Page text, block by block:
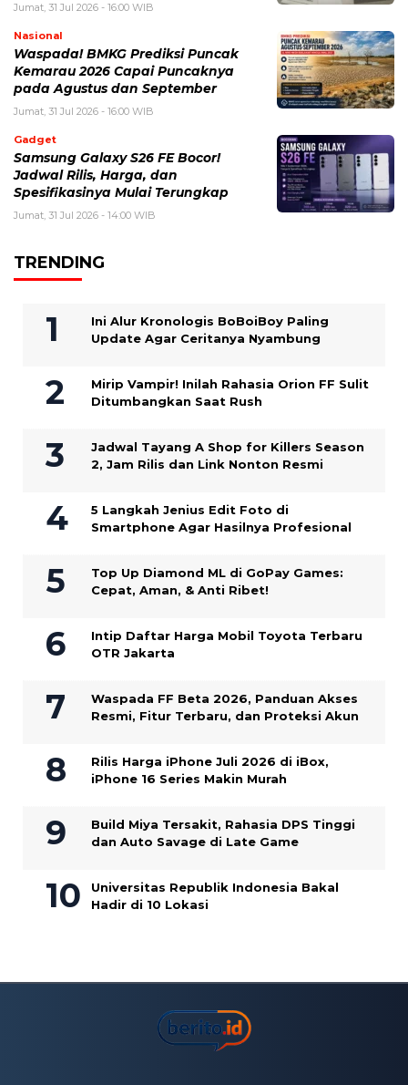
Jumat, 31 Jul 2026 - 16:00 WIB
Nasional
Waspada! BMKG Prediksi Puncak
Kemarau 2026 Capai Puncaknya
pada Agustus dan September
Jumat, 31 Jul 2026 - 16:00 WIB
Gadget
Samsung Galaxy S26 FE Bocor!
Jadwal Rilis, Harga, dan
Spesifikasinya Mulai Terungkap
Jumat, 31 Jul 2026 - 14:00 WIB
TRENDING
Ini Alur Kronologis BoBoiBoy Paling
Update Agar Ceritanya Nyambung
Mirip Vampir! Inilah Rahasia Orion FF Sulit
Ditumbangkan Saat Rush
Jadwal Tayang A Shop for Killers Season
2, Jam Rilis dan Link Nonton Resmi
5 Langkah Jenius Edit Foto di
Smartphone Agar Hasilnya Profesional
Top Up Diamond ML di GoPay Games:
Cepat, Aman, & Anti Ribet!
Intip Daftar Harga Mobil Toyota Terbaru
OTR Jakarta
Waspada FF Beta 2026, Panduan Akses
Resmi, Fitur Terbaru, dan Proteksi Akun
Rilis Harga iPhone Juli 2026 di iBox,
iPhone 16 Series Makin Murah
Build Miya Tersakit, Rahasia DPS Tinggi
dan Auto Savage di Late Game
Universitas Republik Indonesia Bakal
Hadir di 10 Lokasi